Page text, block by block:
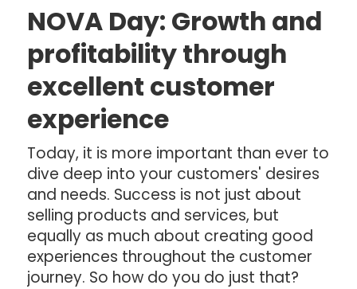
NOVA Day: Growth and
profitability through
excellent customer
experience
Today, it is more important than ever to
dive deep into your customers' desires
and needs. Success is not just about
selling products and services, but
equally as much about creating good
experiences throughout the customer
journey. So how do you do just that?